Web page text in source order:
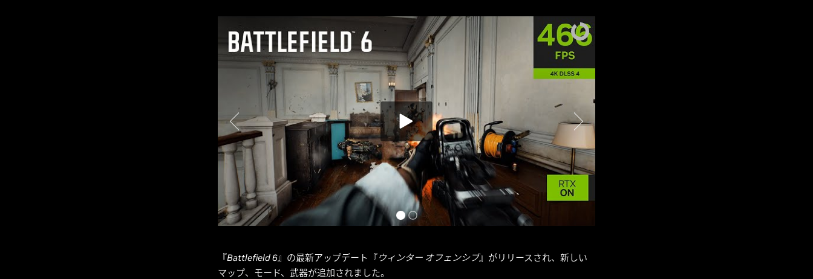
『Battlefield 6』の最新アップデート『ウィンター オフェンシブ』がリリースされ、新しい
マップ、モード、武器が追加されました。